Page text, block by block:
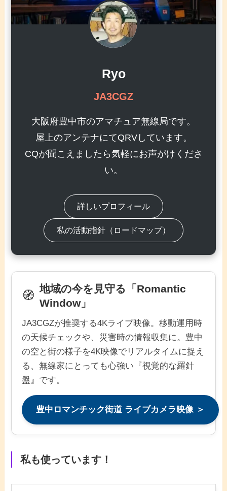
Ryo
JA3CGZ
大阪府豊中市のアマチュア無線局です。
屋上のアンテナにてQRVしています。
CQが聞こえましたら気軽にお声がけくださ
い。
詳しいプロフィール
私の活動指針（ロードマップ）
🧭 地域の今を見守る「Romantic
Window」
JA3CGZが推奨する4Kライブ映像。移動運用時
の天候チェックや、災害時の情報収集に。豊中
の空と街の様子を4K映像でリアルタイムに捉え
る、無線家にとっても心強い『視覚的な羅針
盤』です。
豊中ロマンチック街道 ライブカメラ映像 ＞
私も使っています！